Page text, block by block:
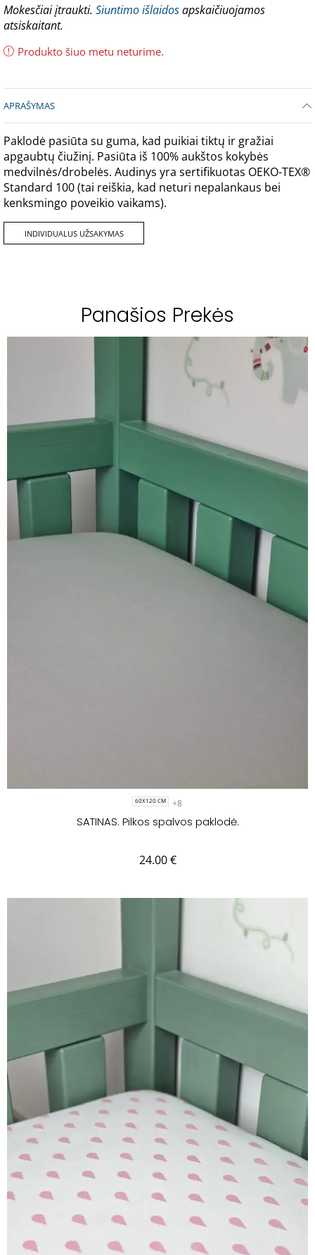
Mokesčiai įtraukti. Siuntimo išlaidosapskaičiuojamos
atsiskaitant.
Produkto šiuo metu neturime.
APRAŠYMAS
Paklodė pasiūta su guma, kad puikiai tiktų ir gražiai
apgaubtų čiužinį. Pasiūta iš 100% aukštos kokybės
medvilnės/drobelės. Audinys yra sertifikuotas OEKO-TEX®
Standard 100 (tai reiškia, kad neturi nepalankaus bei
kenksmingo poveikio vaikams).
INDIVIDUALUS UŽSAKYMAS
Panašios Prekės
60X120 CM +8
SATINAS. Pilkos spalvos paklodė.
24.00€